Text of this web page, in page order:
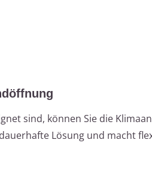
sind, können Sie die
Lösung und macht